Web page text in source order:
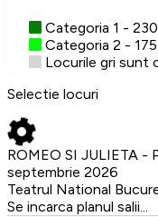
Categoria 1 -
Categoria 2 -
Locurile gri sunt
Selectie locuri
ROMEO SI JULIETA -
septembrie 2026
Teatrul National
Se incarca planul salii...